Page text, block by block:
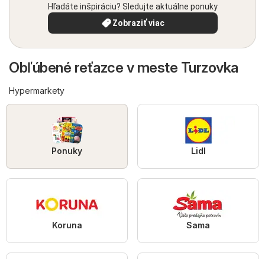
Hľadáte inšpiráciu? Sledujte aktuálne ponuky
Zobraziť viac
Obľúbené reťazce v meste Turzovka
Hypermarkety
Ponuky Lidl
Koruna Sama